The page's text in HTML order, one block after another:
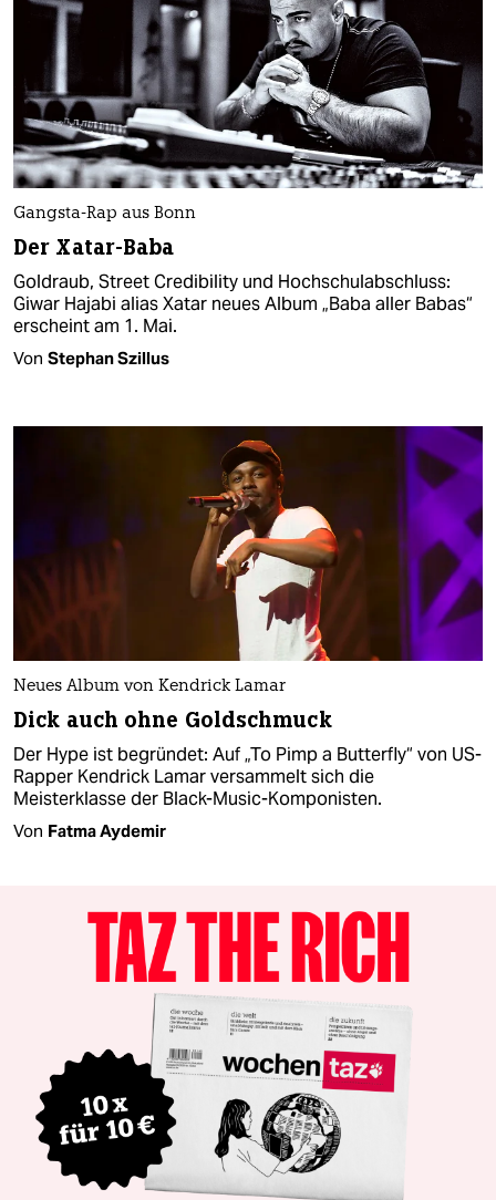
Gangsta-Rap aus Bonn
Der Xatar-Baba
Goldraub, Street Credibility und Hochschulabschluss:
Giwar Hajabi alias Xatar neues Album „Baba aller Babas“
erscheint am 1. Mai.
Von Stephan Szillus
Neues Album von Kendrick Lamar
Dick auch ohne Goldschmuck
Der Hype ist begründet: Auf „To Pimp a Butterfly“ von US-
Rapper Kendrick Lamar versammelt sich die
Meisterklasse der Black-Music-Komponisten.
Von Fatma Aydemir